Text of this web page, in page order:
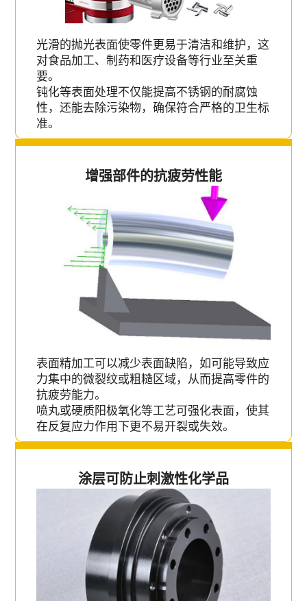
光滑的抛光表面使零件更易于清洁和维护，这
对食品加工、制药和医疗设备等行业至关重
要。
钝化等表面处理不仅能提高不锈钢的耐腐蚀
性，还能去除污染物，确保符合严格的卫生标
准。
增强部件的抗疲劳性能
表面精加工可以减少表面缺陷，如可能导致应
力集中的微裂纹或粗糙区域，从而提高零件的
抗疲劳能力。
喷丸或硬质阳极氧化等工艺可强化表面，使其
在反复应力作用下更不易开裂或失效。
涂层可防止刺激性化学品